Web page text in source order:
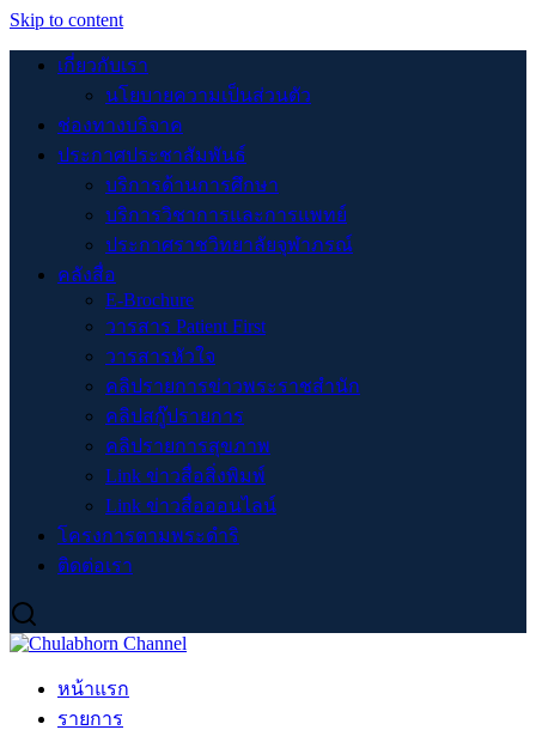
Skip to content
เกี่ยวกับเรา
นโยบายความเป็นส่วนตัว
ช่องทางบริจาค
ประกาศประชาสัมพันธ์
บริการด้านการศึกษา
บริการวิชาการและการแพทย์
ประกาศราชวิทยาลัยจุฬาภรณ์
คลังสื่อ
E-Brochure
วารสาร Patient First
วารสารหัวใจ
คลิปรายการข่าวพระราชสำนัก
คลิปสกู๊ปรายการ
คลิปรายการสุขภาพ
Link ข่าวสื่อสิ่งพิมพ์
Link ข่าวสื่อออนไลน์
โครงการตามพระดำริ
ติดต่อเรา
หน้าแรก
รายการ